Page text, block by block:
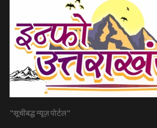
"सूचीबद्ध न्यूज़ पोर्टल"